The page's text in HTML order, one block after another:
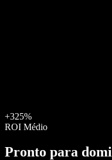
+325%
ROI Médio
Pronto para